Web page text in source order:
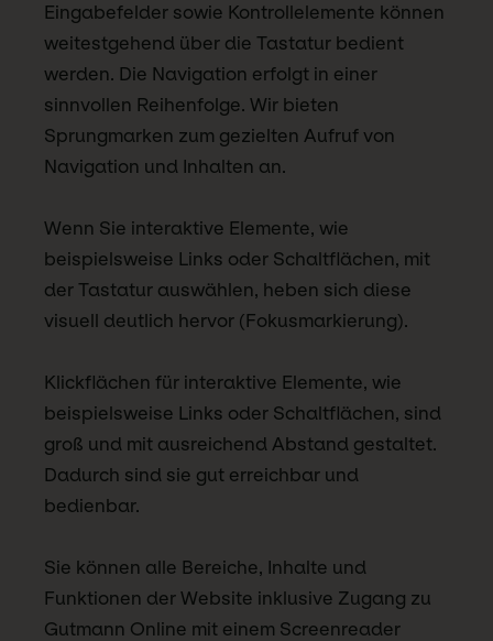
Eingabefelder sowie Kontrollelemente können
weitestgehend über die Tastatur bedient
werden. Die Navigation erfolgt in einer
sinnvollen Reihenfolge. Wir bieten
Sprungmarken zum gezielten Aufruf von
Navigation und Inhalten an.
Wenn Sie interaktive Elemente, wie
beispielsweise Links oder Schaltflächen, mit
der Tastatur auswählen, heben sich diese
visuell deutlich hervor (Fokusmarkierung).
Klickflächen für interaktive Elemente, wie
beispielsweise Links oder Schaltflächen, sind
groß und mit ausreichend Abstand gestaltet.
Dadurch sind sie gut erreichbar und
bedienbar.
Sie können alle Bereiche, Inhalte und
Funktionen der Website inklusive Zugang zu
Gutmann Online mit einem Screenreader